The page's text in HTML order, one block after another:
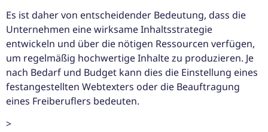
Es ist daher von entscheidender Bedeutung, dass die
Unternehmen eine wirksame Inhaltsstrategie
entwickeln und über die nötigen Ressourcen verfügen,
um regelmäßig hochwertige Inhalte zu produzieren. Je
nach Bedarf und Budget kann dies die Einstellung eines
festangestellten Webtexters oder die Beauftragung
eines Freiberuflers bedeuten.
>